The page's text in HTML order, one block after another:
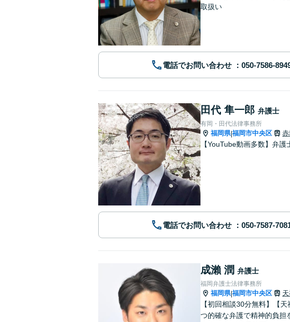
取扱い
電話でお問い合わせ
田代 隼一郎 弁護士
有岡・田代法律事務所
福岡県|福岡市中央区 赤
【YouTube動画多数】弁
電話でお問い合わせ
成瀨 潤 弁護士
福岡弁護士法律事務所
福岡県|福岡市中央区
【初回相談30分無料】【
つ的確な弁護で精神的負担